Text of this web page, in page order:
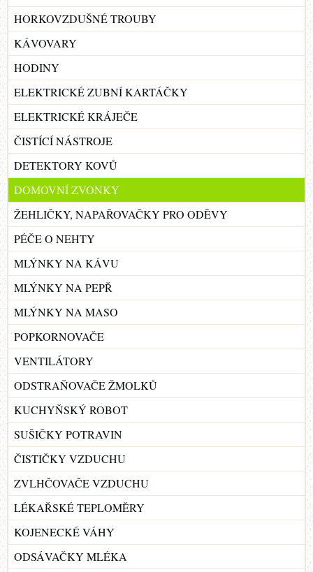
HORKOVZDUŠNÉ TROUBY
KÁVOVARY
HODINY
ELEKTRICKÉ ZUBNÍ KARTÁČKY
ELEKTRICKÉ KRÁJEČE
ČISTÍCÍ NÁSTROJE
DETEKTORY KOVŮ
DOMOVNÍ ZVONKY
ŽEHLIČKY, NAPAŘOVAČKY PRO ODĚVY
PÉČE O NEHTY
MLÝNKY NA KÁVU
MLÝNKY NA PEPŘ
MLÝNKY NA MASO
POPKORNOVAČE
VENTILÁTORY
ODSTRAŇOVAČE ŽMOLKŮ
KUCHYŇSKÝ ROBOT
SUŠIČKY POTRAVIN
ČISTIČKY VZDUCHU
ZVLHČOVAČE VZDUCHU
LÉKAŘSKÉ TEPLOMĚRY
KOJENECKÉ VÁHY
ODSÁVAČKY MLÉKA